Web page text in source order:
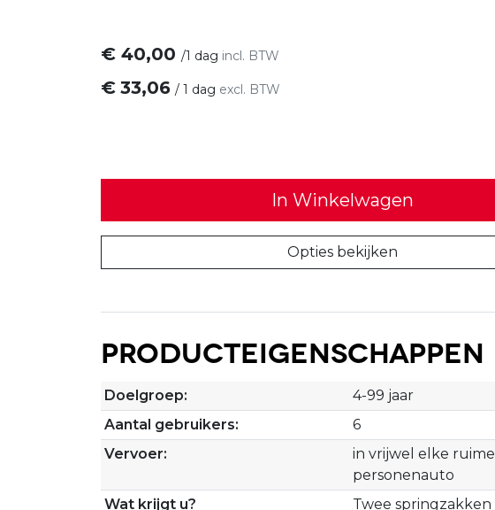
€ 40,00 /1 dag incl. BTW
€ 33,06 / 1 dag excl. BTW
In Winkelwagen
Opties bekijken
Producteigenschappen
Doelgroep:
4-99 jaar
Aantal gebruikers:
6
Vervoer:
in vrijwel elke ruime
personenauto
Wat krijgt u?
Twee springzakken